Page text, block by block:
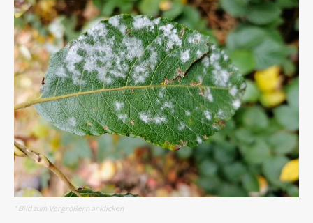
* Bild zum Vergrößern anklicken